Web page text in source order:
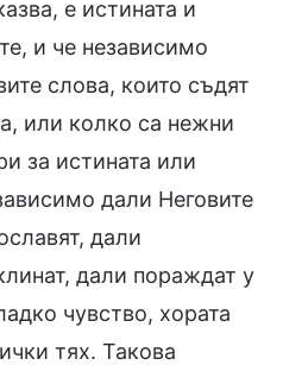
е истината и
и че независимо
слова, които съдят
или колко са нежни
за истината или
дали Неговите
дали
дали пораждат у
чувство, хората
тях. Такова